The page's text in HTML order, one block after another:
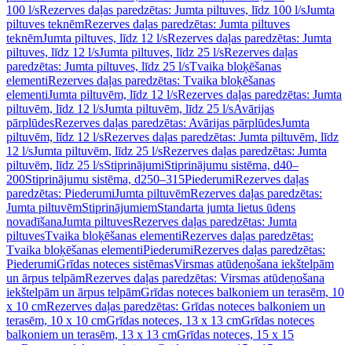
100 l/sRezerves daļas paredzētas: Jumta piltuves, līdz 100 l/sJumta
piltuves teknēmRezerves daļas paredzētas: Jumta piltuves
teknēmJumta piltuves, līdz 12 l/sRezerves daļas paredzētas: Jumta
piltuves, līdz 12 l/sJumta piltuves, līdz 25 l/sRezerves daļas
paredzētas: Jumta piltuves, līdz 25 l/sTvaika bloķēšanas
elementiRezerves daļas paredzētas: Tvaika bloķēšanas
elementiJumta piltuvēm, līdz 12 l/sRezerves daļas paredzētas: Jumta
piltuvēm, līdz 12 l/sJumta piltuvēm, līdz 25 l/sAvārijas
pārplūdesRezerves daļas paredzētas: Avārijas pārplūdesJumta
piltuvēm, līdz 12 l/sRezerves daļas paredzētas: Jumta piltuvēm, līdz
12 l/sJumta piltuvēm, līdz 25 l/sRezerves daļas paredzētas: Jumta
piltuvēm, līdz 25 l/sStiprinājumiStiprinājumu sistēma, d40–
200Stiprinājumu sistēma, d250–315PiederumiRezerves daļas
paredzētas: PiederumiJumta piltuvēmRezerves daļas paredzētas:
Jumta piltuvēmStiprinājumiemStandarta jumta lietus ūdens
novadīšanaJumta piltuvesRezerves daļas paredzētas: Jumta
piltuvesTvaika bloķēšanas elementiRezerves daļas paredzētas:
Tvaika bloķēšanas elementiPiederumiRezerves daļas paredzētas:
PiederumiGrīdas noteces sistēmasVirsmas atūdeņošana iekštelpām
un ārpus telpāmRezerves daļas paredzētas: Virsmas atūdeņošana
iekštelpām un ārpus telpāmGrīdas noteces balkoniem un terasēm, 10
x 10 cmRezerves daļas paredzētas: Grīdas noteces balkoniem un
terasēm, 10 x 10 cmGrīdas noteces, 13 x 13 cmGrīdas noteces
balkoniem un terasēm, 13 x 13 cmGrīdas noteces, 15 x 15